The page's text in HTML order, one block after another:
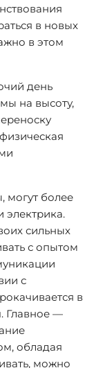
в новых
в этом
день
на высоту,
могут более
электрика.
сильных
с опытом
с
в
Главное —
обладая
можно